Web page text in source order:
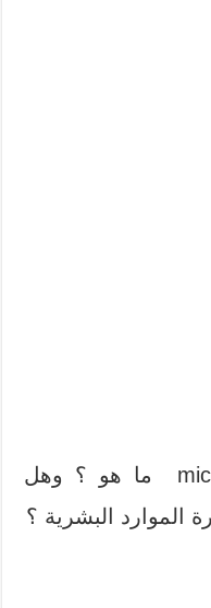
microtraining ما هو ؟ وهل
الموارد البشرية ؟